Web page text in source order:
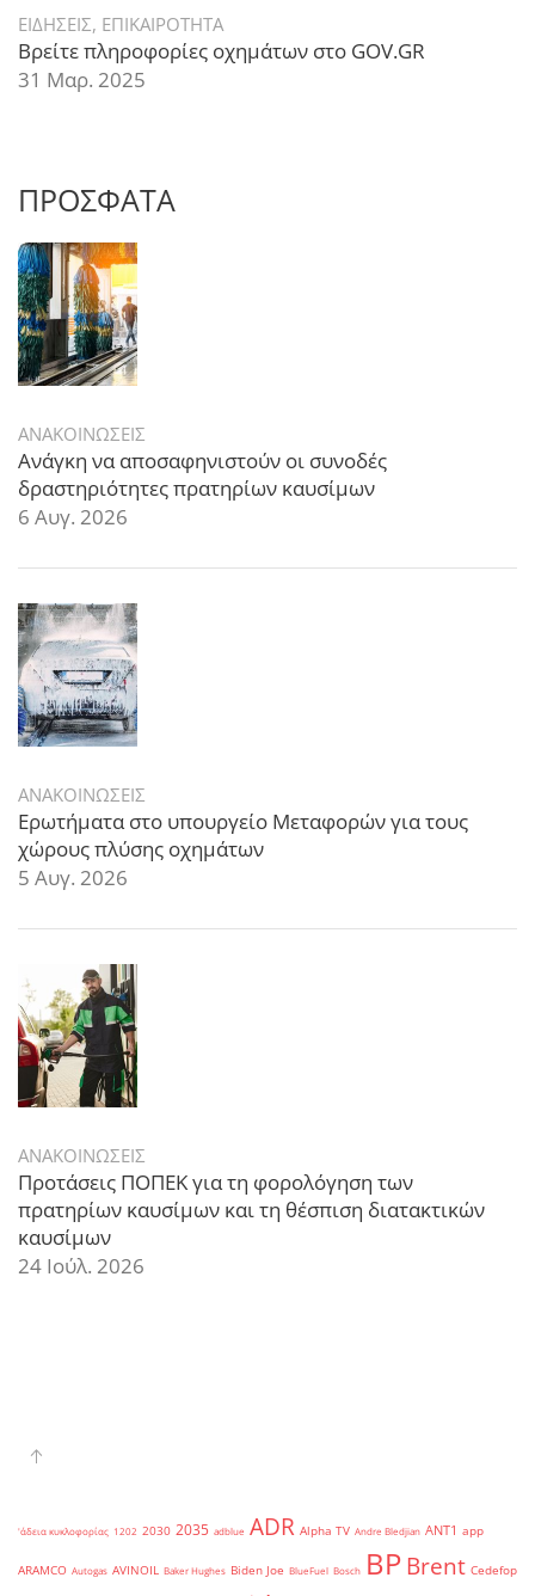
ΕΙΔΗΣΕΙΣ, ΕΠΙΚΑΙΡΟΤΗΤΑ
Βρείτε πληροφορίες οχημάτων στο GOV.GR
31 Μαρ. 2025
ΠΡΟΣΦΑΤΑ
ΑΝΑΚΟΙΝΩΣΕΙΣ
Ανάγκη να αποσαφηνιστούν οι συνοδές
δραστηριότητες πρατηρίων καυσίμων
6 Αυγ. 2026
ΑΝΑΚΟΙΝΩΣΕΙΣ
Ερωτήματα στο υπουργείο Μεταφορών για τους
χώρους πλύσης οχημάτων
5 Αυγ. 2026
ΑΝΑΚΟΙΝΩΣΕΙΣ
Προτάσεις ΠΟΠΕΚ για τη φορολόγηση των
πρατηρίων καυσίμων και τη θέσπιση διατακτικών
καυσίμων
24 Ιούλ. 2026
'άδεια κυκλοφορίας 1202 2030 2035 adblue ADR Alpha TV Andre Bledjian ANT1 app
ARAMCO Autogas AVINOIL Baker Hughes Biden Joe BlueFuel Bosch BPBrent Cedefop